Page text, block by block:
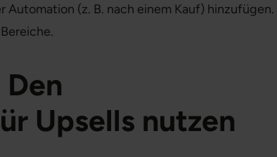
(z. B. nach einem Kauf) hinzufügen.
Upsells nutzen